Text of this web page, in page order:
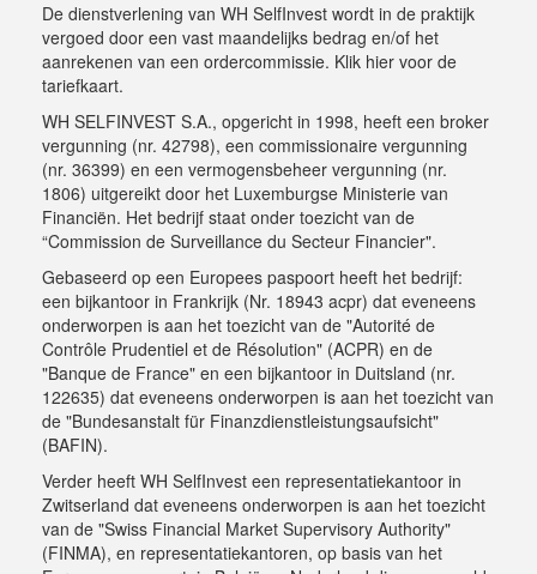
De dienstverlening van WH SelfInvest wordt in de praktijk
vergoed door een vast maandelijks bedrag en/of het
aanrekenen van een ordercommissie. Klik hier voor de
tariefkaart.
WH SELFINVEST S.A., opgericht in 1998, heeft een broker
vergunning (nr. 42798), een commissionaire vergunning
(nr. 36399) en een vermogensbeheer vergunning (nr.
1806) uitgereikt door het Luxemburgse Ministerie van
Financiën. Het bedrijf staat onder toezicht van de
“Commission de Surveillance du Secteur Financier".
Gebaseerd op een Europees paspoort heeft het bedrijf:
een bijkantoor in Frankrijk (Nr. 18943 acpr) dat eveneens
onderworpen is aan het toezicht van de "Autorité de
Contrôle Prudentiel et de Résolution" (ACPR) en de
"Banque de France" en een bijkantoor in Duitsland (nr.
122635) dat eveneens onderworpen is aan het toezicht van
de "Bundesanstalt für Finanzdienstleistungsaufsicht"
(BAFIN).
Verder heeft WH SelfInvest een representatiekantoor in
Zwitserland dat eveneens onderworpen is aan het toezicht
van de "Swiss Financial Market Supervisory Authority"
(FINMA), en representatiekantoren, op basis van het